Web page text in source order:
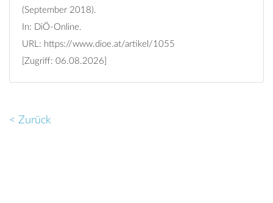
(September 2018).
In: DiÖ-Online.
URL: https://www.dioe.at/artikel/1055
[Zugriff: 06.08.2026]
< Zurück